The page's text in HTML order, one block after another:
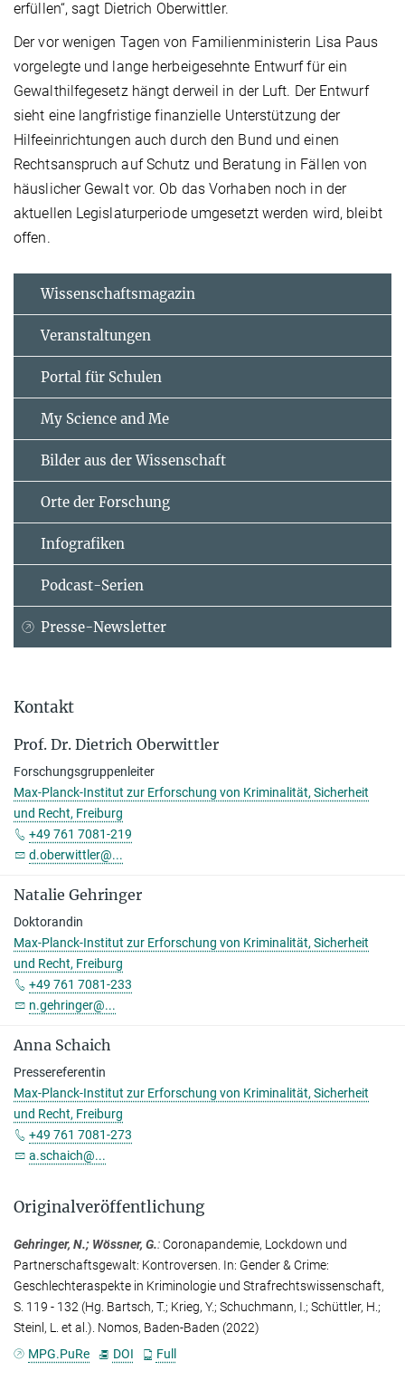
erfüllen“, sagt Dietrich Oberwittler.
Der vor wenigen Tagen von Familienministerin Lisa Paus
vorgelegte und lange herbeigesehnte Entwurf für ein
Gewalthilfegesetz hängt derweil in der Luft. Der Entwurf
sieht eine langfristige finanzielle Unterstützung der
Hilfeeinrichtungen auch durch den Bund und einen
Rechtsanspruch auf Schutz und Beratung in Fällen von
häuslicher Gewalt vor. Ob das Vorhaben noch in der
aktuellen Legislaturperiode umgesetzt werden wird, bleibt
offen.
Wissenschaftsmagazin
Veranstaltungen
Portal für Schulen
My Science and Me
Bilder aus der Wissenschaft
Orte der Forschung
Infografiken
Podcast-Serien
Presse-Newsletter
Kontakt
Prof. Dr. Dietrich Oberwittler
Forschungsgruppenleiter
Max-Planck-Institut zur Erforschung von Kriminalität, Sicherheit
und Recht, Freiburg
+49 761 7081-219
d.oberwittler@...
Natalie Gehringer
Doktorandin
Max-Planck-Institut zur Erforschung von Kriminalität, Sicherheit
und Recht, Freiburg
+49 761 7081-233
n.gehringer@...
Anna Schaich
Pressereferentin
Max-Planck-Institut zur Erforschung von Kriminalität, Sicherheit
und Recht, Freiburg
+49 761 7081-273
a.schaich@...
Originalveröffentlichung
Gehringer, N.; Wössner, G.:Coronapandemie, Lockdown und
Partnerschaftsgewalt: Kontroversen. In: Gender & Crime:
Geschlechteraspekte in Kriminologie und Strafrechtswissenschaft,
S. 119 - 132 (Hg. Bartsch, T.; Krieg, Y.; Schuchmann, I.; Schüttler, H.;
Steinl, L. et al.). Nomos, Baden-Baden (2022)
MPG.PuRe
DOI Full